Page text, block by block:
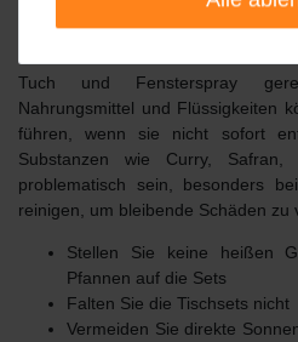
Pflegehinweise
Tuch und Fensterspray
Nahrungsmittel und Flüssigkeiten
führen, wenn sie nicht sofort
Substanzen wie Curry,
problematisch sein, besonders
reinigen, um bleibende Schäden zu
Stellen Sie keine heißen
Pfannen auf die Sets
Falten Sie die Tischsets nicht
Vermeiden Sie direkte